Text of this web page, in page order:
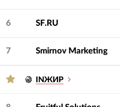
6 SF.RU
7 Smirnov Marketing
INЖИР